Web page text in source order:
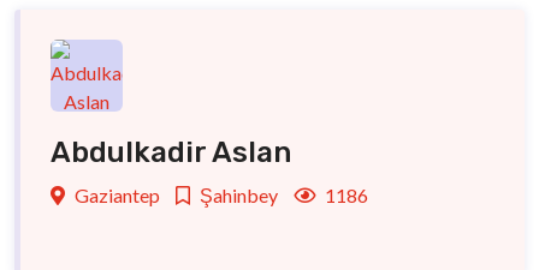
Abdulkadir Aslan
Gaziantep Şahinbey 1186